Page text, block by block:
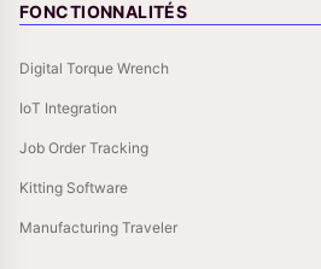
FONCTIONNALITÉS
Digital Torque Wrench
IoT Integration
Job Order Tracking
Kitting Software
Manufacturing Traveler